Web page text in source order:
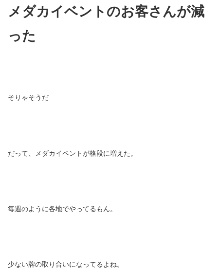
メダカイベントのお客さんが減
った
そりゃそうだ
だって、メダカイベントが格段に増えた。
毎週のように各地でやってるもん。
少ない牌の取り合いになってるよね。